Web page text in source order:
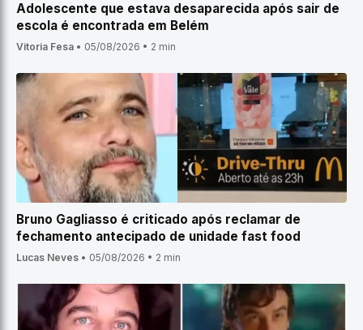
Adolescente que estava desaparecida após sair de
escola é encontrada em Belém
Vitoria Fesa • 05/08/2026 • 2 min
Bruno Gagliasso é criticado após reclamar de
fechamento antecipado de unidade fast food
Lucas Neves • 05/08/2026 • 2 min